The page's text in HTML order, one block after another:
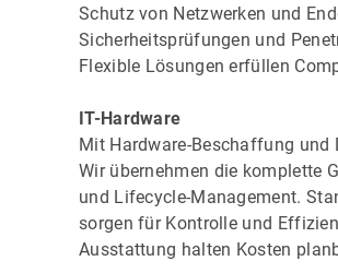
Schutz von Netzwerken und
Sicherheitsprüfungen und
Flexible Lösungen erfüllen
IT-Hardware
Mit Hardware-Beschaffung
Wir übernehmen die komplette
und Lifecycle-Management.
sorgen für Kontrolle und
Ausstattung halten Kosten